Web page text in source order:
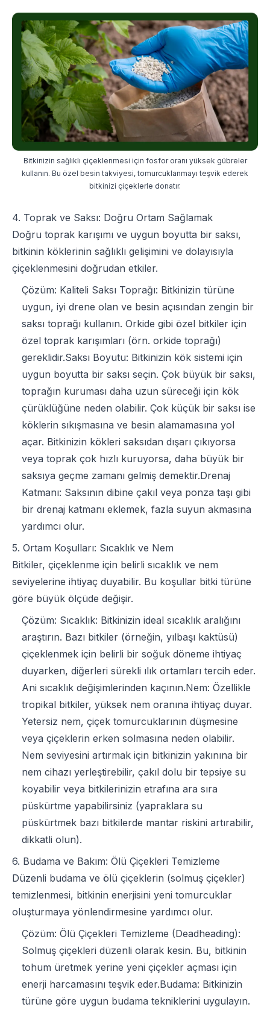
Bitkinizin sağlıklı çiçeklenmesi için fosfor oranı yüksek gübreler
kullanın. Bu özel besin takviyesi, tomurcuklanmayı teşvik ederek
bitkinizi çiçeklerle donatır.
4. Toprak ve Saksı: Doğru Ortam Sağlamak
Doğru toprak karışımı ve uygun boyutta bir saksı,
bitkinin köklerinin sağlıklı gelişimini ve dolayısıyla
çiçeklenmesini doğrudan etkiler.
Çözüm: Kaliteli Saksı Toprağı: Bitkinizin türüne
uygun, iyi drene olan ve besin açısından zengin bir
saksı toprağı kullanın. Orkide gibi özel bitkiler için
özel toprak karışımları (örn. orkide toprağı)
gereklidir.Saksı Boyutu: Bitkinizin kök sistemi için
uygun boyutta bir saksı seçin. Çok büyük bir saksı,
toprağın kuruması daha uzun süreceği için kök
çürüklüğüne neden olabilir. Çok küçük bir saksı ise
köklerin sıkışmasına ve besin alamamasına yol
açar. Bitkinizin kökleri saksıdan dışarı çıkıyorsa
veya toprak çok hızlı kuruyorsa, daha büyük bir
saksıya geçme zamanı gelmiş demektir.Drenaj
Katmanı: Saksının dibine çakıl veya ponza taşı gibi
bir drenaj katmanı eklemek, fazla suyun akmasına
yardımcı olur.
5. Ortam Koşulları: Sıcaklık ve Nem
Bitkiler, çiçeklenme için belirli sıcaklık ve nem
seviyelerine ihtiyaç duyabilir. Bu koşullar bitki türüne
göre büyük ölçüde değişir.
Çözüm: Sıcaklık: Bitkinizin ideal sıcaklık aralığını
araştırın. Bazı bitkiler (örneğin, yılbaşı kaktüsü)
çiçeklenmek için belirli bir soğuk döneme ihtiyaç
duyarken, diğerleri sürekli ılık ortamları tercih eder.
Ani sıcaklık değişimlerinden kaçının.Nem: Özellikle
tropikal bitkiler, yüksek nem oranına ihtiyaç duyar.
Yetersiz nem, çiçek tomurcuklarının düşmesine
veya çiçeklerin erken solmasına neden olabilir.
Nem seviyesini artırmak için bitkinizin yakınına bir
nem cihazı yerleştirebilir, çakıl dolu bir tepsiye su
koyabilir veya bitkilerinizin etrafına ara sıra
püskürtme yapabilirsiniz (yapraklara su
püskürtmek bazı bitkilerde mantar riskini artırabilir,
dikkatli olun).
6. Budama ve Bakım: Ölü Çiçekleri Temizleme
Düzenli budama ve ölü çiçeklerin (solmuş çiçekler)
temizlenmesi, bitkinin enerjisini yeni tomurcuklar
oluşturmaya yönlendirmesine yardımcı olur.
Çözüm: Ölü Çiçekleri Temizleme (Deadheading):
Solmuş çiçekleri düzenli olarak kesin. Bu, bitkinin
tohum üretmek yerine yeni çiçekler açması için
enerji harcamasını teşvik eder.Budama: Bitkinizin
türüne göre uygun budama tekniklerini uygulayın.